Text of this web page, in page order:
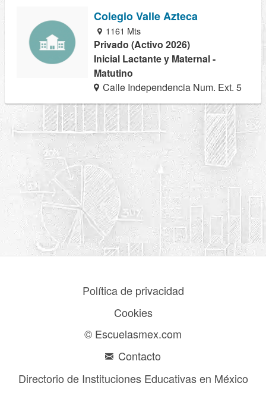
Colegio Valle Azteca
1161 Mts
Privado (Activo 2026)
Inicial Lactante y Maternal -
Matutino
Calle Independencia Num. Ext. 5
Política de privacidad
Cookies
© Escuelasmex.com
Contacto
Directorio de Instituciones Educativas en México